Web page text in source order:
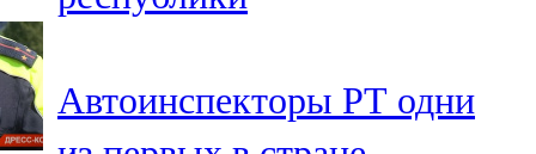
Мөслим
Нурлат
Автоинспекторы РТ одни